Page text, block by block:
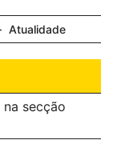
Atualidade
na secção